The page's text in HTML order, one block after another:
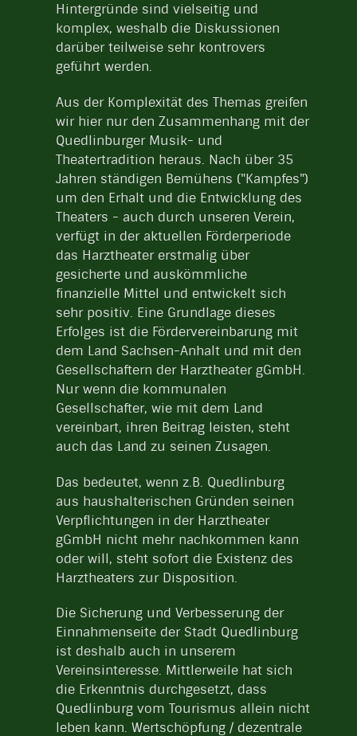
Hintergründe sind vielseitig und
komplex, weshalb die Diskussionen
darüber teilweise sehr kontrovers
geführt werden.
Aus der Komplexität des Themas greifen
wir hier nur den Zusammenhang mit der
Quedlinburger Musik- und
Theatertradition heraus. Nach über 35
Jahren ständigen Bemühens ("Kampfes")
um den Erhalt und die Entwicklung des
Theaters - auch durch unseren Verein,
verfügt in der aktuellen Förderperiode
das Harztheater erstmalig über
gesicherte und auskömmliche
finanzielle Mittel und entwickelt sich
sehr positiv. Eine Grundlage dieses
Erfolges ist die Fördervereinbarung mit
dem Land Sachsen-Anhalt und mit den
Gesellschaftern der Harztheater gGmbH.
Nur wenn die kommunalen
Gesellschafter, wie mit dem Land
vereinbart, ihren Beitrag leisten, steht
auch das Land zu seinen Zusagen.
Das bedeutet, wenn z.B. Quedlinburg
aus haushalterischen Gründen seinen
Verpflichtungen in der Harztheater
gGmbH nicht mehr nachkommen kann
oder will, steht sofort die Existenz des
Harztheaters zur Disposition.
Die Sicherung und Verbesserung der
Einnahmenseite der Stadt Quedlinburg
ist deshalb auch in unserem
Vereinsinteresse. Mittlerweile hat sich
die Erkenntnis durchgesetzt, dass
Quedlinburg vom Tourismus allein nicht
leben kann. Wertschöpfung / dezentrale